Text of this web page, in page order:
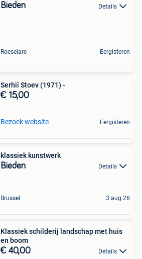
Bieden Details
Roeselare Eergisteren
Serhii Stoev (1971) -
€ 15,00
Bezoek website Eergisteren
klassiek kunstwerk
Bieden Details
Brussel 3 aug 26
Klassiek schilderij landschap met huis
en boom
€ 40,00 Details